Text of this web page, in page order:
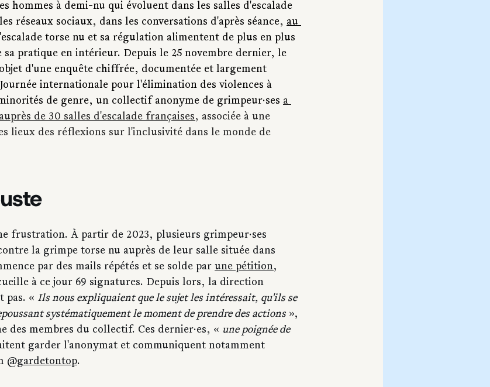
hommes à demi-nu qui évoluent dans les salles d'escalade
réseaux sociaux, dans les conversations d'après séance, au
torse nu et sa régulation alimentent de plus en plus
sa pratique en intérieur. Depuis le 25 novembre dernier, le
d'une enquête chiffrée, documentée et largement
internationale pour l'élimination des violences à
de genre, un collectif anonyme de grimpeur·ses a
de 30 salles d'escalade françaises, associée à une
lieux des réflexions sur l'inclusivité dans le monde de
frustration. À partir de 2023, plusieurs grimpeur·ses
la grimpe torse nu auprès de leur salle située dans
par des mails répétés et se solde par une pétition,
à ce jour 69 signatures. Depuis lors, la direction
pas. « Ils nous expliquaient que le sujet les intéressait, qu'ils se
systématiquement le moment de prendre des actions »,
des membres du collectif. Ces dernier·es, « une poignée de
garder l'anonymat et communiquent notamment
@gardetontop.